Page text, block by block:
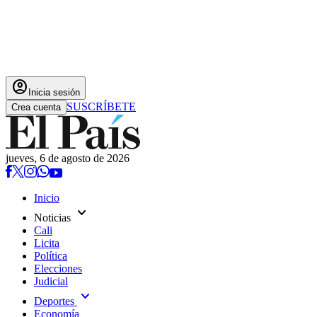
account_circle Inicia sesión
Crea cuenta SUSCRÍBETE
jueves, 6 de agosto de 2026
Inicio
Noticias expand_more
Cali
Licita
Política
Elecciones
Judicial
Deportes expand_more
Economía